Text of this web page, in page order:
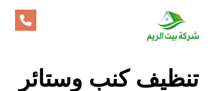
تنظيف كنب وستائر